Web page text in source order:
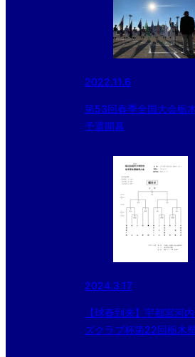
2022.11.6
第53回春季全国大会栃
予選開幕
2024.3.17
【球春到来】宇都宮河
ズクラブ杯第22回栃木